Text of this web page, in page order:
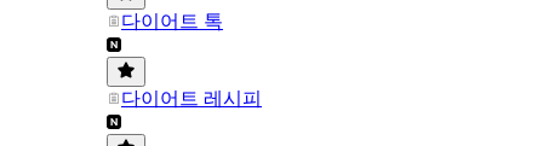
다이어트 톡
다이어트 레시피